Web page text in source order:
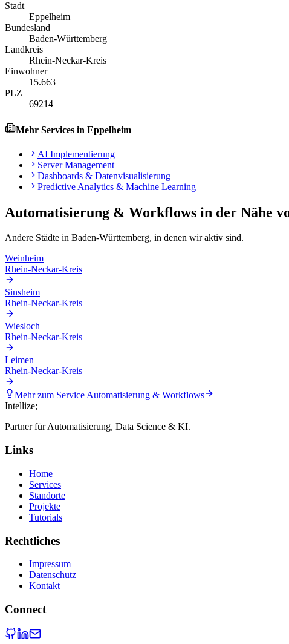
Stadt
Eppelheim
Bundesland
Baden-Württemberg
Landkreis
Rhein-Neckar-Kreis
Einwohner
15.663
PLZ
69214
Mehr Services in Eppelheim
AI Implementierung
Server Management
Dashboards & Datenvisualisierung
Predictive Analytics & Machine Learning
Automatisierung & Workflows in der Nähe
Andere Städte in Baden-Württemberg, in denen wir aktiv sind.
Weinheim
Rhein-Neckar-Kreis
Sinsheim
Rhein-Neckar-Kreis
Wiesloch
Rhein-Neckar-Kreis
Leimen
Rhein-Neckar-Kreis
Mehr zum ServiceAutomatisierung & Workflows
Intellize;
Partner für Automatisierung, Data Science & KI.
Links
Home
Services
Standorte
Projekte
Tutorials
Rechtliches
Impressum
Datenschutz
Kontakt
Connect